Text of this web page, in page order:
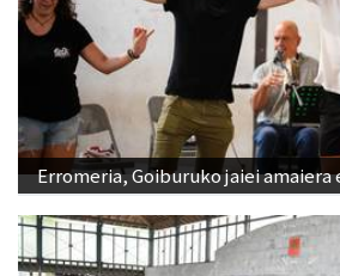
Erromeria, Goiburuko jaiei